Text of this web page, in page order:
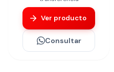
Ver producto
Consultar